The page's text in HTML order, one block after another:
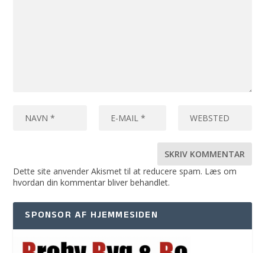
Dette site anvender Akismet til at reducere spam. Læs om
hvordan din kommentar bliver behandlet.
SPONSOR AF HJEMMESIDEN